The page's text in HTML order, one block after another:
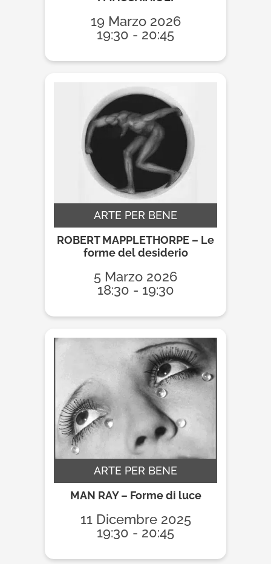
19 Marzo 2026
19:30 - 20:45
ARTE PER BENE
ROBERT MAPPLETHORPE – Le
forme del desiderio
5 Marzo 2026
18:30 - 19:30
ARTE PER BENE
MAN RAY – Forme di luce
11 Dicembre 2025
19:30 - 20:45